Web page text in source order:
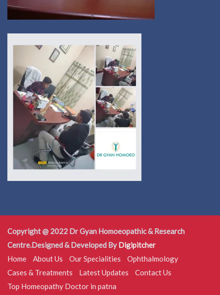
Copyright @ 2022 Dr Gyan Homoeopathic & Research
Centre.Designed & Developed By Digipitcher
Home
About Us Our Specialities
Ophthalmology
Cases & Treatments
Latest Updates
Contact Us
Top Homeopathy Doctor in patna